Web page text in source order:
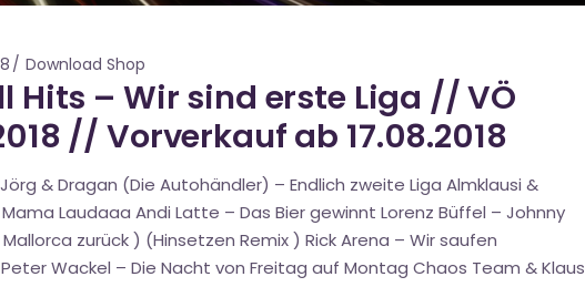
Download Shop
Hits – Wir sind erste Liga // VÖ
// Vorverkauf ab 17.08.2018
& Dragan (Die Autohändler) – Endlich zweite Liga Almklausi &
Laudaaa Andi Latte – Das Bier gewinnt Lorenz Büffel – Johnny
zurück ) (Hinsetzen Remix ) Rick Arena – Wir saufen
Wackel – Die Nacht von Freitag auf Montag Chaos Team & Klaus